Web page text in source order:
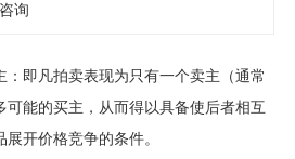
询
即凡拍卖表现为只有一个卖主（通常
可能的买主，从而得以具备使后者相互
开价格竞争的条件。